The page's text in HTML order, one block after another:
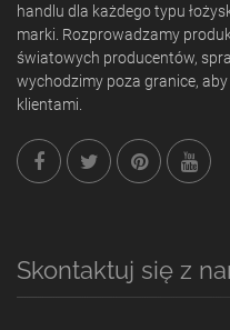
handlu dla każdego typu
marki. Rozprowadzamy
światowych producentów,
wychodzimy poza granice,
klientami.
Skontaktuj się z